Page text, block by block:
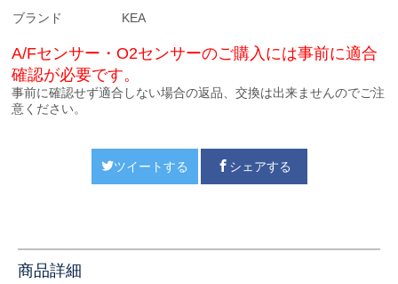
ブランド KEA
A/Fセンサー・O2センサーのご購入には事前に適合
確認が必要です。
事前に確認せず適合しない場合の返品、交換は出来ませんのでご注
意ください。
ツイートする シェアする
商品詳細